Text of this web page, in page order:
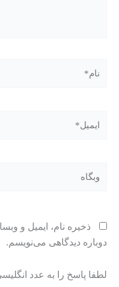
ذخیره نام، ایمیل و
دوباره دیدگاهی می‌نویسم.
لطفا پاسخ را به عدد